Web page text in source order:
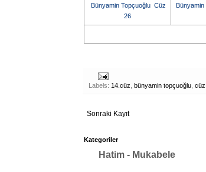
Bünyamin Topçuoğlu Cüz
26
Labels: 14.cüz bünyamin topçuoğlu cüz
Sonraki Kayıt
Kategoriler
Hatim - Mukabele